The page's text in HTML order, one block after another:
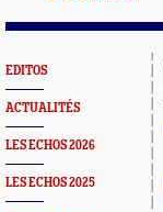
EDITOS
ACTUALITÉS
LES ECHOS 2026
LES ECHOS 2025